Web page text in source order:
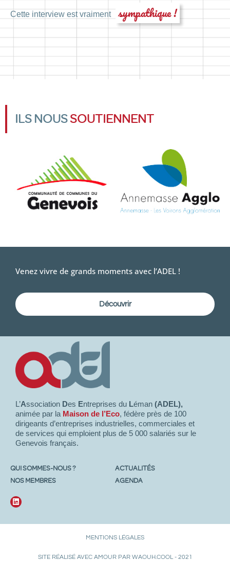
Cette interview est vraiment sympathique !
ILS NOUSSOUTIENNENT
Venez vivre de grands moments avec l’ADEL !
Découvrir
L’Association Des Entreprises du Léman (ADEL),
animée par la Maison de l’Eco, fédère près de 100
dirigeants d’entreprises industrielles, commerciales et
de services qui emploient plus de 5 000 salariés sur le
Genevois français.
QUI SOMMES-NOUS ?
NOS MEMBRES
ACTUALITÉS
AGENDA
MENTIONS LÉGALES
SITE RÉALISÉ AVEC AMOUR PAR WAOUH.COOL - 2021